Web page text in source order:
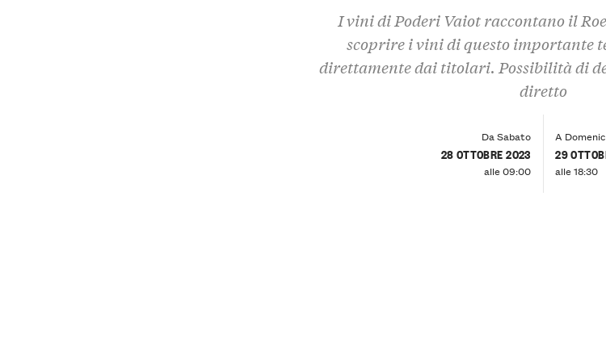
I vini di Poderi Vaiot raccontano il
scoprire i vini di questo importante
direttamente dai titolari. Possibilità di
diretto
Da Sabato
28 OTTOBRE 2023
alle 09:00
A
29
alle 18:30